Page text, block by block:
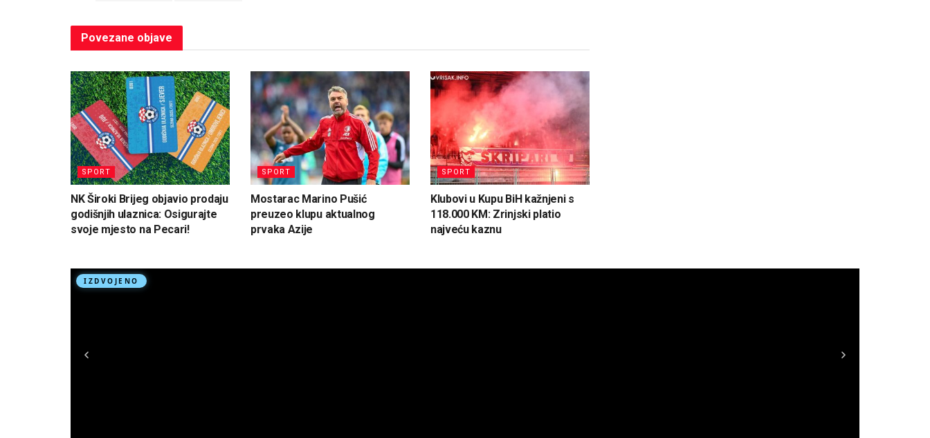
Povezane objave
SPORT
NK Široki Brijeg objavio prodaju
godišnjih ulaznica: Osigurajte
svoje mjesto na Pecari!
SPORT
Mostarac Marino Pušić
preuzeo klupu aktualnog
prvaka Azije
SPORT
Klubovi u Kupu BiH kažnjeni s
118.000 KM: Zrinjski platio
najveću kaznu